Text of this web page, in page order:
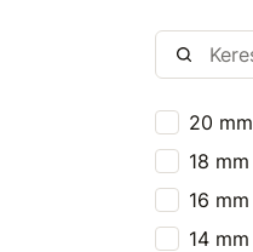
20 mm
18 mm
16 mm
14 mm